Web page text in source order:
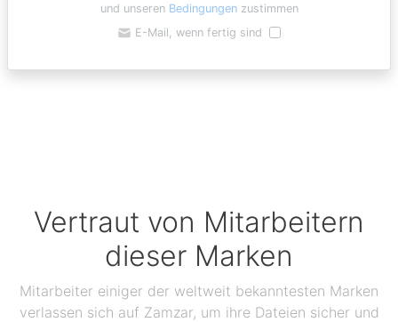
und unseren Bedingungenzustimmen
E-Mail, wenn fertig sind
Vertraut von Mitarbeitern
dieser Marken
Mitarbeiter einiger der weltweit bekanntesten Marken
verlassen sich auf Zamzar, um ihre Dateien sicher und